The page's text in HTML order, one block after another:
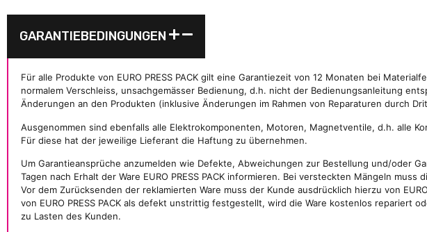
GARANTIEBEDINGUNGEN
Für alle Produkte von EURO PRESS PACK gilt eine Garantiezeit von 12 Monaten bei
normalem Verschleiss, unsachgemässer Bedienung, d.h. nicht der Bedienungsanleitung
Änderungen an den Produkten (inklusive Änderungen im Rahmen von Reparaturen durch
Ausgenommen sind ebenfalls alle Elektrokomponenten, Motoren, Magnetventile, d.h. alle
Für diese hat der jeweilige Lieferant die Haftung zu übernehmen.
Um Garantieansprüche anzumelden wie Defekte, Abweichungen zur Bestellung und/oder
Tagen nach Erhalt der Ware EURO PRESS PACK informieren. Bei versteckten Mängeln
Vor dem Zurücksenden der reklamierten Ware muss der Kunde ausdrücklich hierzu von
von EURO PRESS PACK als defekt unstrittig festgestellt, wird die Ware kostenlos repariert
zu Lasten des Kunden.